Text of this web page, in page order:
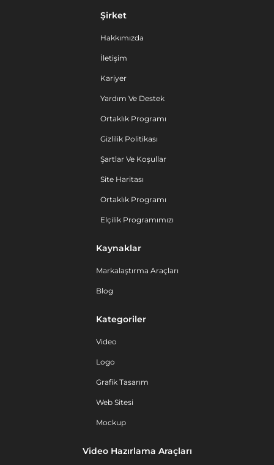
Şirket
Hakkımızda
İletişim
Kariyer
Yardım Ve Destek
Ortaklık Programı
Gizlilik Politikası
Şartlar Ve Koşullar
Site Haritası
Ortaklık Programı
Elçilik Programımızı
Kaynaklar
Markalaştırma Araçları
Blog
Kategoriler
Video
Logo
Grafik Tasarım
Web Sitesi
Mockup
Video Hazırlama Araçları